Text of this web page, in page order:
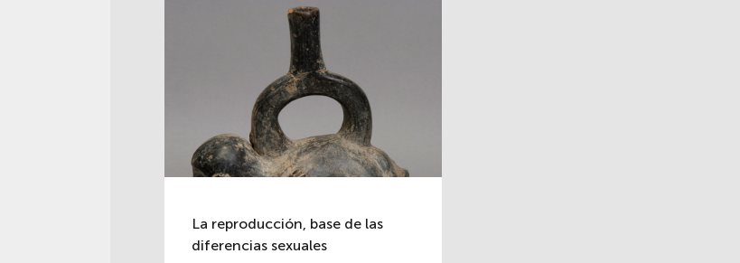
La reproducción, base de las
diferencias sexuales